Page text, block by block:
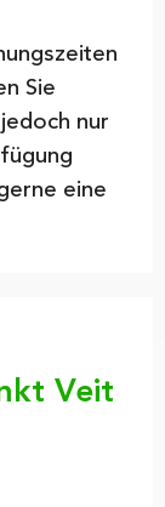
Sie
nur
eine
Veit